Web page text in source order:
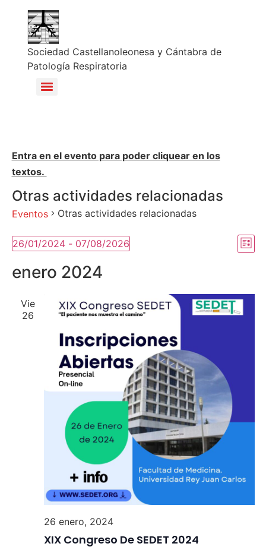
Sociedad Castellanoleonesa y Cántabra de
Patología Respiratoria
Entra en el evento para poder cliquear en los
textos.
Otras actividades relacionadas
Eventos Otras actividades relacionadas
Lista
26/01/2024 - 07/08/2026
fecha.
enero 2024
Vie
26
XIX Congreso De SEDET 2024
26 enero, 2024